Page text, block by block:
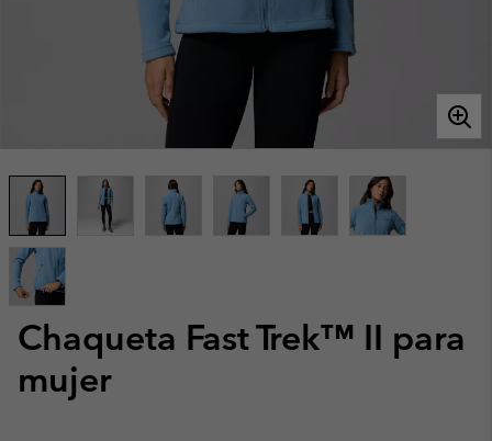
Chaqueta Fast Trek™ II para
mujer